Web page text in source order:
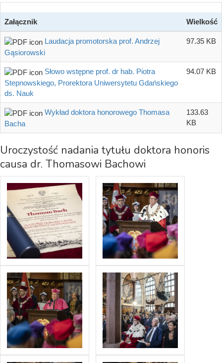
Załącznik Wielkość
Laudacja promotorska prof. Andrzej
Gąsiorowski
97.35 KB
Słowo wstępne prof. dr hab. Piotra
Stepnowskiego, Prorektora Uniwersytetu Gdańskiego
ds. Nauk
94.07 KB
Wykład doktora honorowego Thomasa
Bacha
133.63
KB
Uroczystość nadania tytułu doktora honoris
causa dr. Thomasowi Bachowi